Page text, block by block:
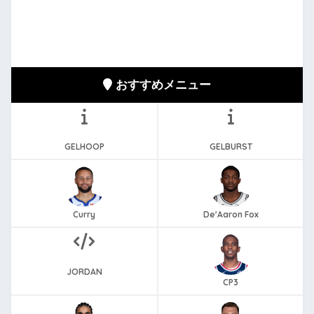
おすすめメニュー
GELHOOP GELBURST
Curry De'Aaron Fox
JORDAN
CP3